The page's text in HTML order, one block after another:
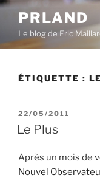
Aller
contenu
principal
PRLAND
Le blog de Eric
ÉTIQUETTE :
PUBLIÉ
LE
22/05/2011
Le Plus
Après un mois de
Nouvel